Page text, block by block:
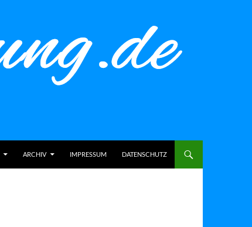
ARCHIV IMPRESSUM DATENSCHUTZ